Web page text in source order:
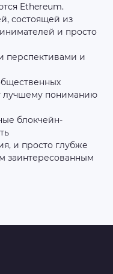
Ethereum.
состоящей из
и просто
перспективами и
лучшему пониманию
блокчейн-
и просто глубже
заинтересованным